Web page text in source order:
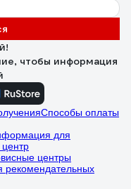
чтобы информация
Способы оплаты
для
центры
рекомендательных